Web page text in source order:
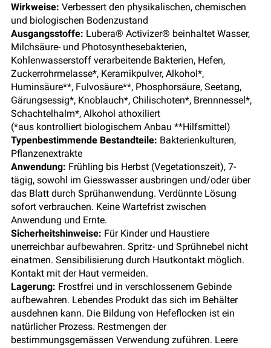
Wirkweise: Verbessert den physikalischen, chemischen
und biologischen Bodenzustand
Ausgangsstoffe: Lubera® Activizer® beinhaltet Wasser,
Milchsäure- und Photosynthesebakterien,
Kohlenwasserstoff verarbeitende Bakterien, Hefen,
Zuckerrohrmelasse*, Keramikpulver, Alkohol*,
Huminsäure**, Fulvosäure**, Phosphorsäure, Seetang,
Gärungsessig*, Knoblauch*, Chilischoten*, Brennnessel*,
Schachtelhalm*, Alkohol athoxiliert
(*aus kontrolliert biologischem Anbau **Hilfsmittel)
Typenbestimmende Bestandteile: Bakterienkulturen,
Pflanzenextrakte
Anwendung: Frühling bis Herbst (Vegetationszeit), 7-
tägig, sowohl im Giesswasser ausbringen und/oder über
das Blatt durch Sprühanwendung. Verdünnte Lösung
sofort verbrauchen. Keine Wartefrist zwischen
Anwendung und Ernte.
Sicherheitshinweise: Für Kinder und Haustiere
unerreichbar aufbewahren. Spritz- und Sprühnebel nicht
einatmen. Sensibilisierung durch Hautkontakt möglich.
Kontakt mit der Haut vermeiden.
Lagerung: Frostfrei und in verschlossenem Gebinde
aufbewahren. Lebendes Produkt das sich im Behälter
ausdehnen kann. Die Bildung von Hefeflocken ist ein
natürlicher Prozess. Restmengen der
bestimmungsgemässen Verwendung zuführen. Leere